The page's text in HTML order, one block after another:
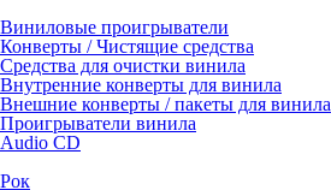
Виниловые проигрыватели
Конверты / Чистящие средства
Средства для очистки винила
Внутренние конверты для винила
Внешние конверты / пакеты для винила
Проигрыватели винила
Audio CD
Рок